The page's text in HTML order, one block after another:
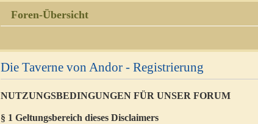
Foren-Übersicht
Die Taverne von Andor - Registrierung
NUTZUNGSBEDINGUNGEN FÜR UNSER FORUM
§ 1 Geltungsbereich dieses Disclaimers